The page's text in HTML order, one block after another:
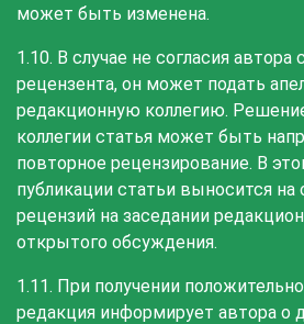
может быть изменена.
1.10. В случае не согласия автора
рецензента, он может подать
редакционную коллегию.
коллегии статья может быть
повторное рецензирование. В
публикации статьи выносится на
рецензий на заседании
открытого обсуждения.
1.11. При получении
редакция информирует автора о